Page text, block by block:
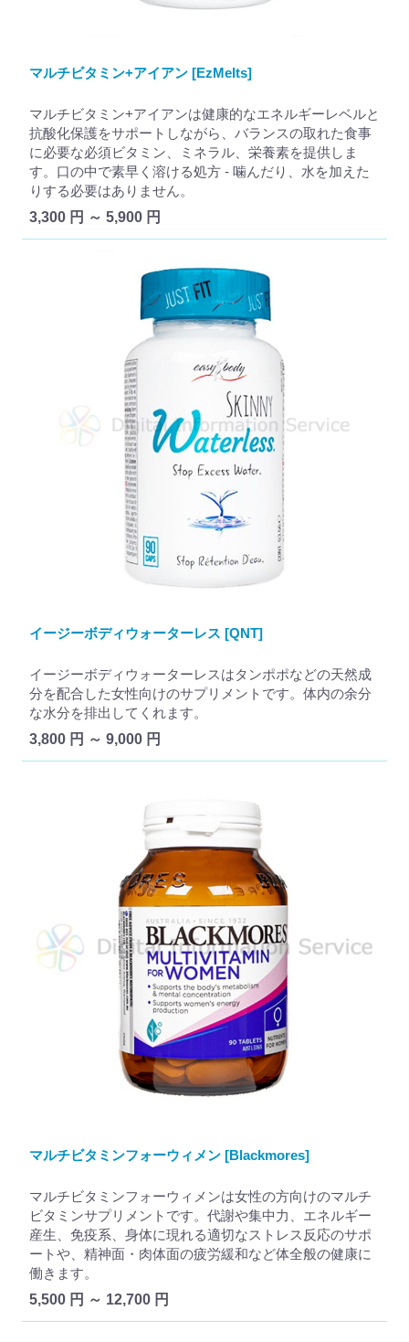
マルチビタミン+アイアン [EzMelts]
マルチビタミン+アイアンは健康的なエネルギーレベルと
抗酸化保護をサポートしながら、バランスの取れた食事
に必要な必須ビタミン、ミネラル、栄養素を提供しま
す。口の中で素早く溶ける処方 - 噛んだり、水を加えた
りする必要はありません。
3,300 円 ～ 5,900 円
イージーボディウォーターレス [QNT]
イージーボディウォーターレスはタンポポなどの天然成
分を配合した女性向けのサプリメントです。体内の余分
な水分を排出してくれます。
3,800 円 ～ 9,000 円
マルチビタミンフォーウィメン [Blackmores]
マルチビタミンフォーウィメンは女性の方向けのマルチ
ビタミンサプリメントです。代謝や集中力、エネルギー
産生、免疫系、身体に現れる適切なストレス反応のサポ
ートや、精神面・肉体面の疲労緩和など体全般の健康に
働きます。
5,500 円 ～ 12,700 円